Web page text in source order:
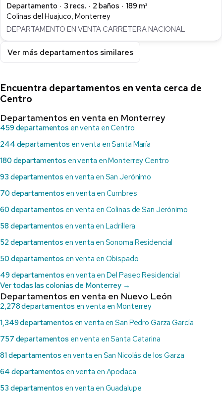
Departamento
3 recs. 2 baños
189 m²
Colinas del Huajuco, Monterrey
DEPARTAMENTO EN VENTA CARRETERA NACIONAL
Ver más departamentos similares
Encuentra departamentos en venta cerca de
Centro
Departamentos en venta en Monterrey
459 departamentos en venta en Centro
244 departamentos en venta en Santa María
180 departamentos en venta en Monterrey Centro
93 departamentos en venta en San Jerónimo
70 departamentos en venta en Cumbres
60 departamentos en venta en Colinas de San Jerónimo
58 departamentos en venta en Ladrillera
52 departamentos en venta en Sonoma Residencial
50 departamentos en venta en Obispado
49 departamentos en venta en Del Paseo Residencial
Ver todas las colonias de Monterrey →
Departamentos en venta en Nuevo León
2,278 departamentos en venta en Monterrey
1,349 departamentos en venta en San Pedro Garza García
757 departamentos en venta en Santa Catarina
81 departamentos en venta en San Nicolás de los Garza
64 departamentos en venta en Apodaca
53 departamentos en venta en Guadalupe